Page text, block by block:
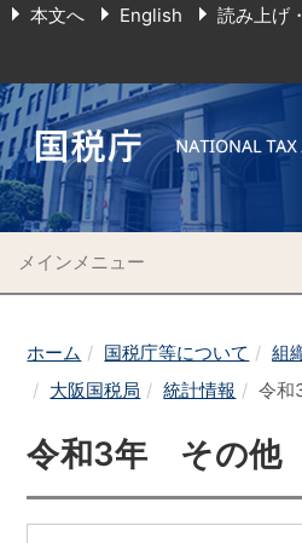
本文へ English 読み上げ
メインメニュー
ホーム 国税庁等について
組
大阪国税局
統計情報 令
令和3年 その他